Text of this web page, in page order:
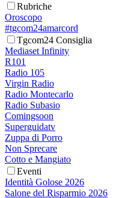
Rubriche
Oroscopo
#tgcom24amarcord
Tgcom24 Consiglia
Mediaset Infinity
R101
Radio 105
Virgin Radio
Radio Montecarlo
Radio Subasio
Comingsoon
Superguidatv
Zuppa di Porro
Non Sprecare
Cotto e Mangiato
Eventi
Identità Golose 2026
Salone del Risparmio 2026